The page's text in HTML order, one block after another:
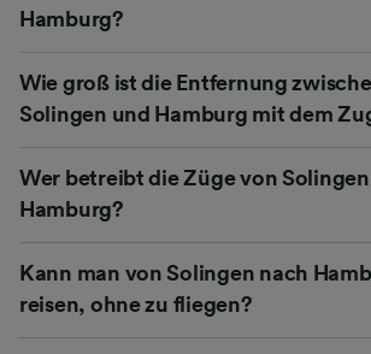
Hamburg?
Wie groß ist die Entfernung
Solingen und Hamburg mit dem
Wer betreibt die Züge von
Hamburg?
Kann man von Solingen nach
reisen, ohne zu fliegen?